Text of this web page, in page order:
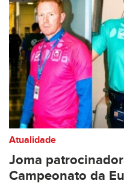
Atualidade
Joma
Campeonato da